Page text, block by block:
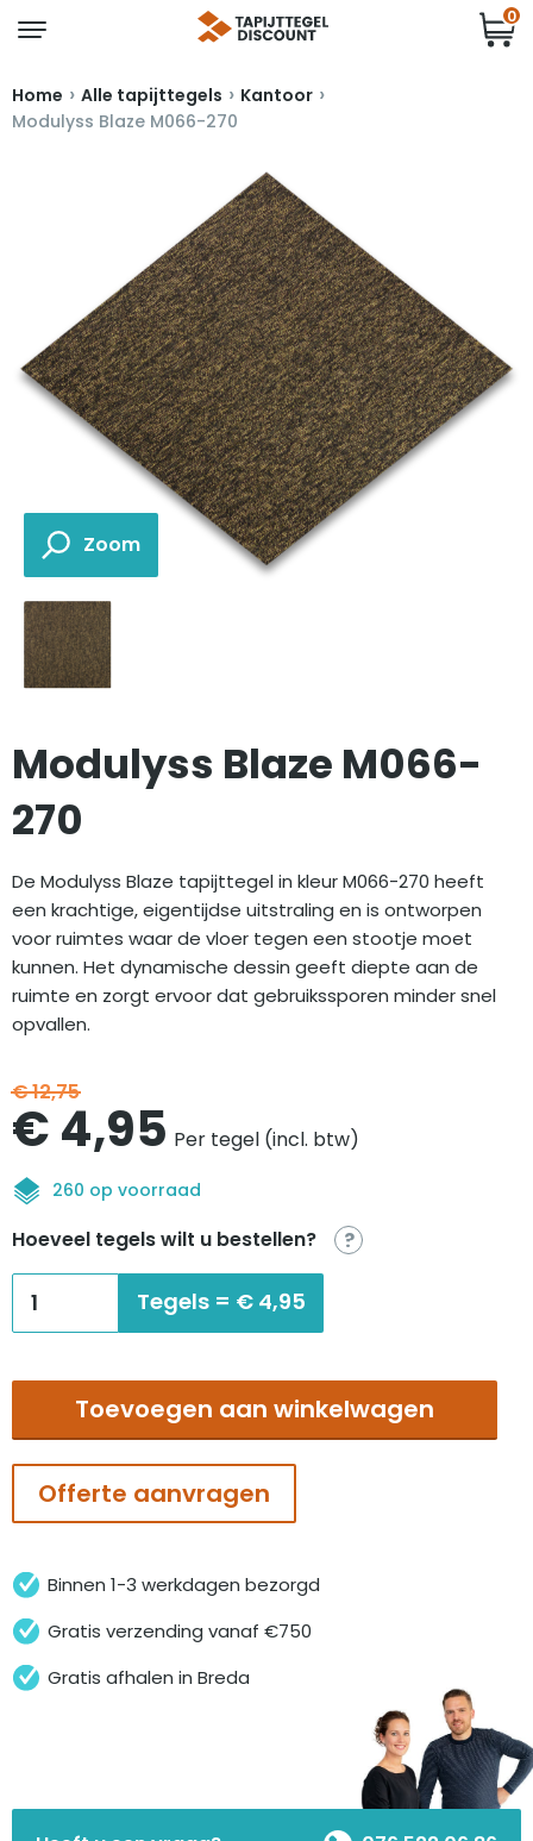
0
Home › Alle tapijttegels › Kantoor ›
Modulyss Blaze M066-270
Modulyss Blaze M066-
270
De Modulyss Blaze tapijttegel in kleur M066-270 heeft
een krachtige, eigentijdse uitstraling en is ontworpen
voor ruimtes waar de vloer tegen een stootje moet
kunnen. Het dynamische dessin geeft diepte aan de
ruimte en zorgt ervoor dat gebruikssporen minder snel
opvallen.
€12,75
Oorspronkelijke
prijs
was:
€12,75.
€4,95Huidige
prijs
is:
€4,95.
Per tegel (incl. btw)
260 op voorraad
Hoeveel tegels wilt u bestellen? ?
270
Tegels = € 4,95
Toevoegen aan winkelwagen
Offerte aanvragen
Binnen 1-3 werkdagen bezorgd
Gratis verzending vanaf €750
Gratis afhalen in Breda